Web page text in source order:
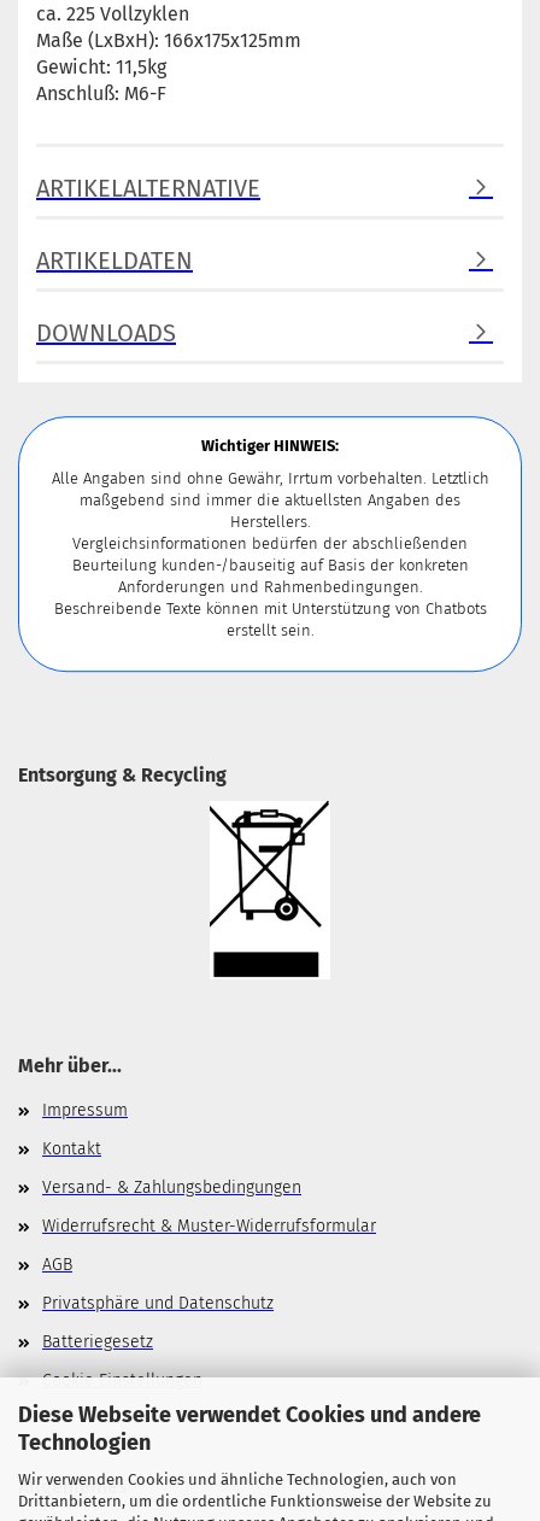
Diese Webseite verwendet Cookies und andere
Technologien
Wir verwenden Cookies und ähnliche Technologien, auch von
Drittanbietern, um die ordentliche Funktionsweise der Website zu
ca. 225 Vollzyklen
Maße (LxBxH): 166x175x125mm
Gewicht: 11,5kg
Anschluß: M6-F
ARTIKELALTERNATIVE
ARTIKELDATEN
DOWNLOADS
Wichtiger HINWEIS:
Alle Angaben sind ohne Gewähr, Irrtum vorbehalten. Letztlich
maßgebend sind immer die aktuellsten Angaben des
Herstellers.
Vergleichsinformationen bedürfen der abschließenden
Beurteilung kunden-/bauseitig auf Basis der konkreten
Anforderungen und Rahmenbedingungen.
Beschreibende Texte können mit Unterstützung von Chatbots
erstellt sein.
Entsorgung & Recycling
Mehr über...
Impressum
Kontakt
Versand- & Zahlungsbedingungen
Widerrufsrecht & Muster-Widerrufsformular
AGB
Privatsphäre und Datenschutz
Batteriegesetz
Cookie Einstellungen
Allgemeines